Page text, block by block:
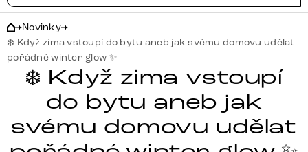
Novinky
❄️ Když zima vstoupí do bytu aneb jak svému domovu udělat
pořádné winter glow ✨
❄️ Když zima vstoupí
do bytu aneb jak
svému domovu udělat